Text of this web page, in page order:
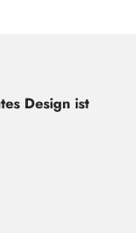
Design ist